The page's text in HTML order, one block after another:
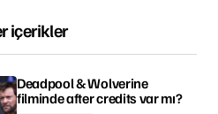
içerikler
Deadpool & Wolverine
filminde after credits var mı?